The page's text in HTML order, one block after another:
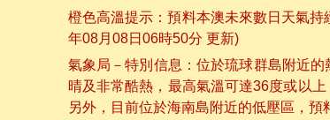
橙色高溫提示：預料本澳未來數日天氣
年08月08日06時50分 更新)
氣象局－特別信息：位於琉球群島附近
晴及非常酷熱，最高氣溫可達36度或以
另外，目前位於海南島附近的低壓區，